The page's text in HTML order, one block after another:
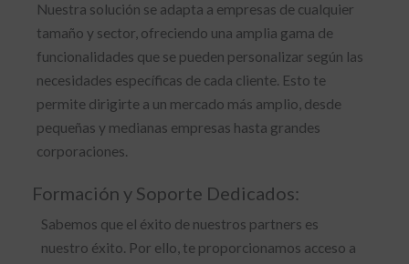
Nuestra solución se adapta a empresas de cualquier
tamaño y sector, ofreciendo una amplia gama de
funcionalidades que se pueden personalizar según las
necesidades específicas de cada cliente. Esto te
permite dirigirte a un mercado más amplio, desde
pequeñas y medianas empresas hasta grandes
corporaciones.
Formación y Soporte Dedicados:
Sabemos que el éxito de nuestros partners es
nuestro éxito. Por ello, te proporcionamos acceso a